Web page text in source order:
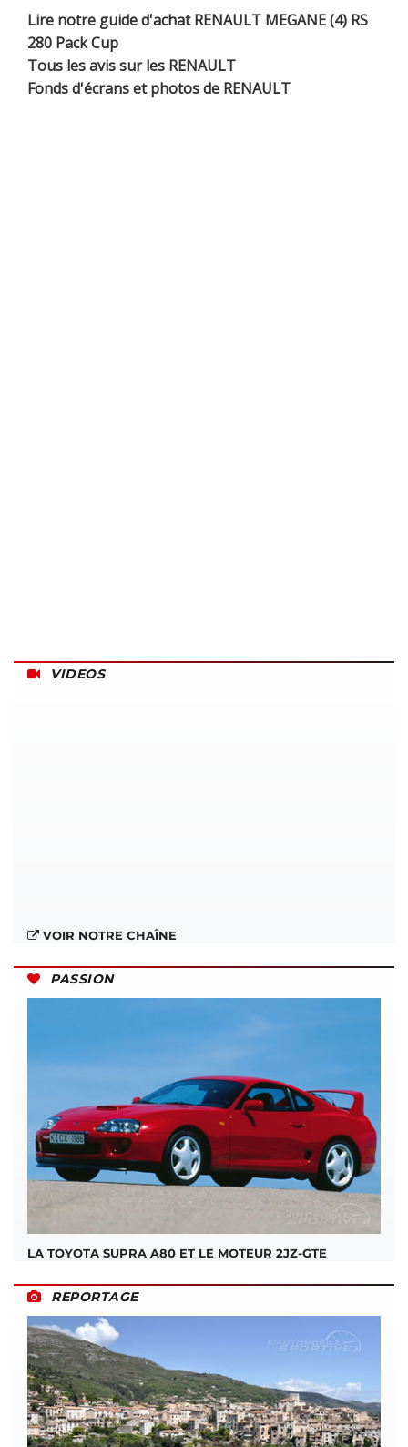
Lire notre guide d'achat RENAULT MEGANE (4) RS
280 Pack Cup
Tous les avis sur les RENAULT
Fonds d'écrans et photos de RENAULT
VIDEOS
VOIR NOTRE CHAÎNE
PASSION
LA TOYOTA SUPRA A80 ET LE MOTEUR 2JZ-GTE
REPORTAGE